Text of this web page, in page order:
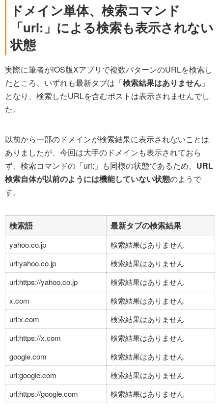
ドメイン単体、検索コマンド
「url:」による検索も表示されない
状態
実際に筆者がiOS版Xアプリで複数パターンのURLを検索し
たところ、いずれも最新タブは「検索結果はありません 」
となり、検索したURLを含むポストは表示されませんでし
た。
以前から一部のドメインが検索結果に表示されないことは
ありましたが、今回は大手のドメインも表示されておら
ず、検索コマンドの「url:」も同様の状態であるため、 URL
検索自体が以前のようには機能していない状態のようで
す。
検索語 最新タブの検索結果
yahoo.co.jp
検索結果はありません
url:yahoo.co.jp
検索結果はありません
url:https://yahoo.co.jp
検索結果はありません
x.com
検索結果はありません
url:x.com
検索結果はありません
url:https://x.com
検索結果はありません
google.com
検索結果はありません
url:google.com
検索結果はありません
url:https://google.com
検索結果はありません